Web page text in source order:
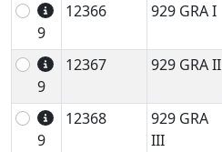
9
12366 929 GRA I
9
12367 929 GRA II
9
12368
929 GRA
III